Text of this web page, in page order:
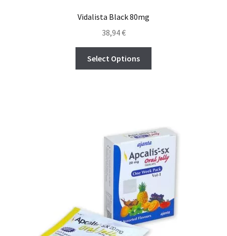
Vidalista Black 80mg
38,94€
Select Options